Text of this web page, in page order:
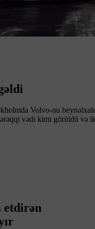
Volvo-nu
vədi kimi görüldü və
etdirən